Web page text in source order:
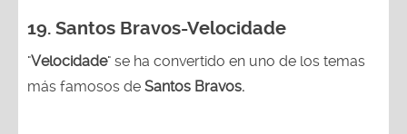
19. Santos Bravos-Velocidade
"Velocidade" se ha convertido en uno de los temas
más famosos de Santos Bravos.